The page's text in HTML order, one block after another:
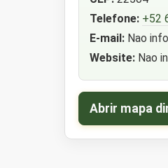
Telefone: +52
E-mail:Nao
Website:Nao
Abrir mapa